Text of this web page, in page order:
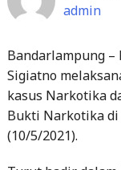
admin
Bandarlampung –
Sigiatno
kasus Narkotika
Bukti Narkotika di
(10/5/2021).